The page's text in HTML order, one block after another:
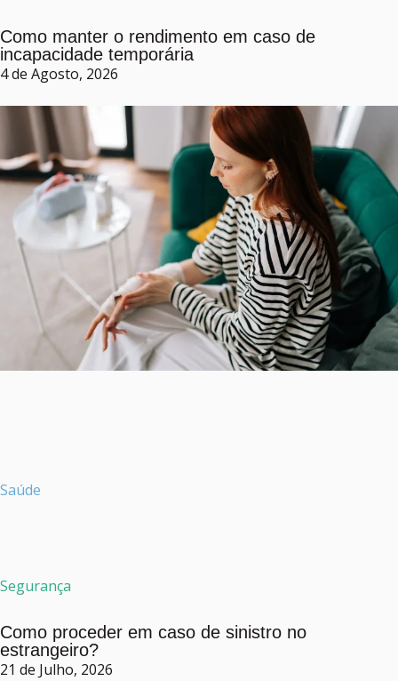
Como manter o rendimento em caso de
incapacidade temporária
4 de Agosto, 2026
Saúde
Segurança
Como proceder em caso de sinistro no
estrangeiro?
21 de Julho, 2026